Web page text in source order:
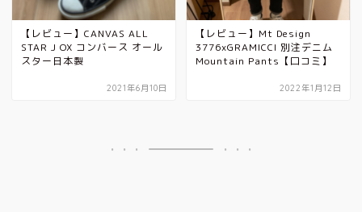
【レビュー】CANVAS ALL
STAR J OX コンバース オール
スター日本製
2021年6月10日
【レビュー】Mt Design
3776xGRAMICCI 別注デニム
Mountain Pants【口コミ】
2022年1月12日